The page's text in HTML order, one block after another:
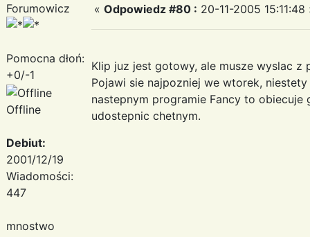
Forumowicz
Pomocna dłoń:
+0/-1
Offline
Debiut:
2001/12/19
Wiadomości:
447
mnostwo
« Odpowiedz #80 : 20-11-2005 15:11:48
Klip juz jest gotowy, ale musze wyslac
Pojawi sie najpozniej we wtorek,
nastepnym programie Fancy to obiecuje
udostepnic chetnym.